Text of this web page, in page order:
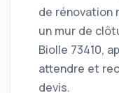
de rénovation
un mur de
Biolle 73410,
attendre et
devis.